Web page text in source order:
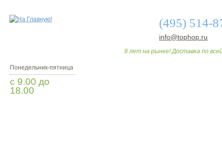
(495) 514-
info@tophop.ru
8 лет на рынке! Доставка по
Понедельник-пятница
с 9.00 до
18.00